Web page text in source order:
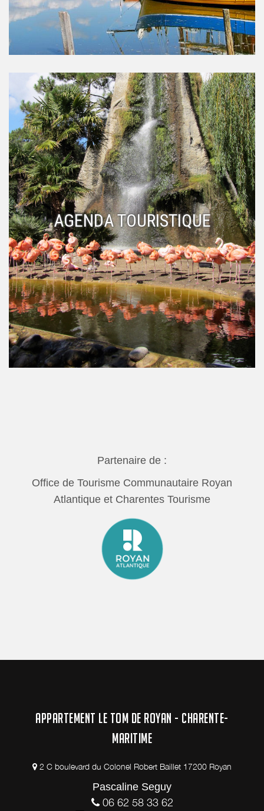
AGENDA TOURISTIQUE
Partenaire de :
Office de Tourisme Communautaire Royan
Atlantique et Charentes Tourisme
APPARTEMENT LE TOM DE ROYAN - CHARENTE-
MARITIME
2 C boulevard du Colonel Robert Baillet 17200 Royan
Pascaline Seguy
06 62 58 33 62